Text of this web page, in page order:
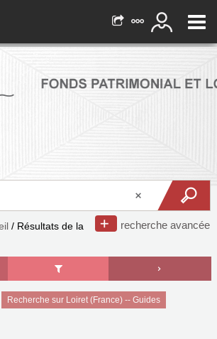
recherche avancée
/ Résultats de la
Recherche sur Loiret (France) -- Guides